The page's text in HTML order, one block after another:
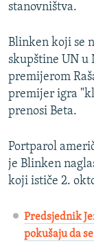
SVE KARTE
NASTANAK I
stanovništva.
Blinken koji se
skupštine UN u
premijerom
premijer igra
prenosi Beta.
Portparol
je Blinken
koji ističe 2.
Predsjednik
pokušaju da